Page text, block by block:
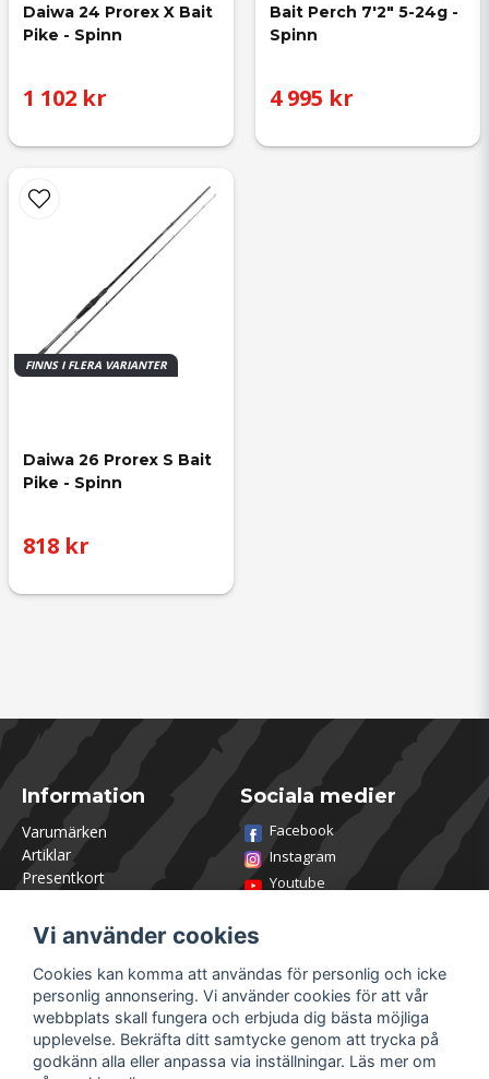
Daiwa 24 Prorex X Bait
Pike - Spinn
1 102 kr
Bait Perch 7'2" 5-24g -
Spinn
4 995 kr
FINNS I FLERA VARIANTER
Daiwa 26 Prorex S Bait
Pike - Spinn
818 kr
Information
Varumärken
Artiklar
Presentkort
Om Utklasad
Team Utklasad
Recensera och vinn
Öppettider Lagershop
Jobba hos oss
Returer
Villkor & Policy
Sociala medier
Facebook
Instagram
Youtube
Vi använder cookies
Cookies kan komma att användas för personlig och icke
personlig annonsering. Vi använder cookies för att vår
webbplats skall fungera och erbjuda dig bästa möjliga
upplevelse. Bekräfta ditt samtycke genom att trycka på
godkänn alla eller anpassa via inställningar. Läs mer om